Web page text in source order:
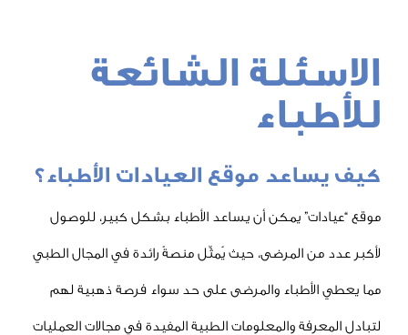
الشائعة
موقع العيادات الأطباء؟
يمكن أن يساعد الأطباء بشكل كبير، للوصول
المرضى، حيث يُمثِّل منصةً رائدة في المجال الطبي
والمرضى على حد سواء فرصة ذهبية لهم
والمعلومات الطبية المفيدة في مجالات العمليات